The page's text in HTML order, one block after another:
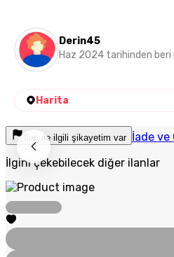
Derin45
Haz 2024 tarihinden beri
Harita
İlan ile ilgili şikayetim var İade ve
İlgini çekebilecek diğer ilanlar